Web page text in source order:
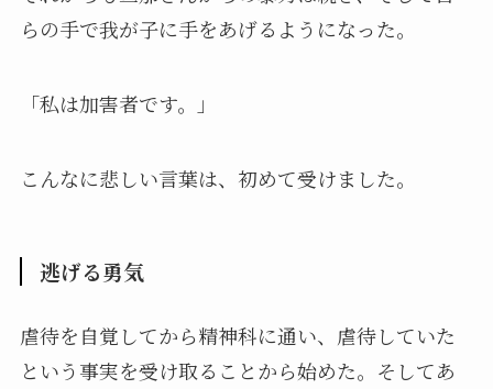
らの手で我が子に手をあげるようになった。
「私は加害者です。」
こんなに悲しい言葉は、初めて受けました。
逃げる勇気
虐待を自覚してから精神科に通い、虐待していた
という事実を受け取ることから始めた。そしてあ